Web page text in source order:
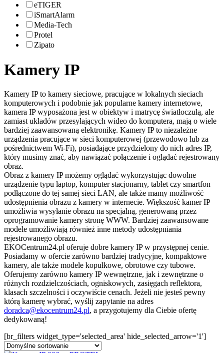
eTIGER
iSmartAlarm
Media-Tech
Protel
Zipato
Kamery IP
Kamery IP to kamery sieciowe, pracujące w lokalnych sieciach
komputerowych i podobnie jak popularne kamery internetowe,
kamera IP wyposażona jest w obiektyw i matrycę światłoczułą, ale
zamiast układów przesyłających wideo do komputera, mają o wiele
bardziej zaawansowaną elektronikę. Kamery IP to niezależne
urządzenia pracujące w sieci komputerowej (przewodowo lub za
pośrednictwem Wi-Fi), posiadające przydzielony do nich adres IP,
który musimy znać, aby nawiązać połączenie i oglądać rejestrowany
obraz.
Obraz z kamery IP możemy oglądać wykorzystując dowolne
urządzenie typu laptop, komputer stacjonarny, tablet czy smartfon
podłączone do tej samej sieci LAN, ale także mamy możliwość
udostępnienia obrazu z kamery w internecie. Większość kamer IP
umożliwia wysyłanie obrazu na specjalną, generowaną przez
oprogramowanie kamery stronę WWW. Bardziej zaawansowane
modele umożliwiają również inne metody udostępniania
rejestrowanego obrazu.
EKOCentrum24.pl oferuje dobre kamery IP w przystępnej cenie.
Posiadamy w ofercie zarówno bardziej tradycyjne, kompaktowe
kamery, ale także modele kopułkowe, obrotowe czy tubowe.
Oferujemy zarówno kamery IP wewnętrzne, jak i zewnętrzne o
różnych rozdzielczościach, ogniskowych, zasięgach reflektora,
klasach szczelności i oczywiście cenach. Jeżeli nie jesteś pewny
którą kamerę wybrać, wyślij zapytanie na adres
doradca@ekocentrum24.pl, a przygotujemy dla Ciebie ofertę
dedykowaną!
[br_filters widget_type='selected_area' hide_selected_arrow='1']